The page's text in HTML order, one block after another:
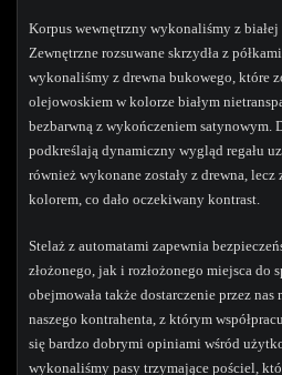
Korpus wewnętrzny wykonaliśmy z
Zewnętrzne rozsuwane skrzydła z
wykonaliśmy z drewna bukowego, które
olejowoskiem w kolorze białym
bezbarwną z wykończeniem satynowym.
podkreślają dynamiczny wygląd regału
również wykonane zostały z drewna,
kolorem, co dało oczekiwany kontrast.
Stelaż z automatami zapewnia
złożonego, jak i rozłożonego miejsca do
obejmowała także dostarczenie przez
naszego kontrahenta, z którym
się bardzo dobrymi opiniami wśród
wykonaliśmy pasy trzymające pościel,